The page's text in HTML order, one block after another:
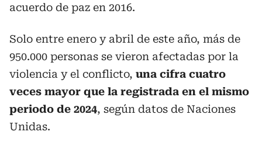
acuerdo de paz en 2016.
Solo entre enero y abril de este año, más de
950.000 personas se vieron afectadas por la
violencia y el conflicto, una cifra cuatro
veces mayor que la registrada en el mismo
periodo de 2024, según datos de Naciones
Unidas.